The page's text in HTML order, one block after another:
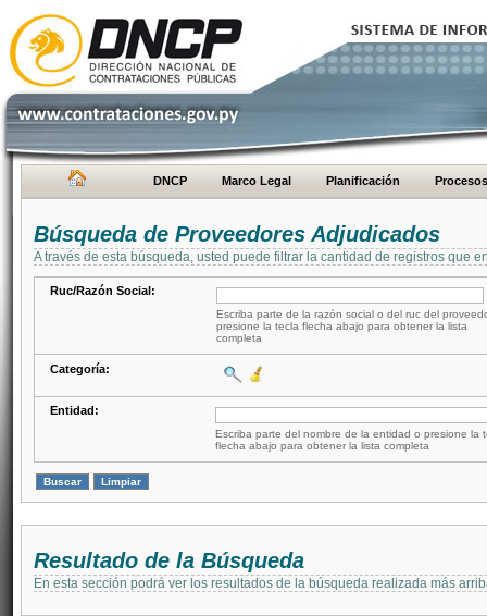
DNCP Marco Legal Planificación Procesos
Búsqueda de Proveedores Adjudicados
A través de esta búsqueda, usted puede filtrar la cantidad de registros que
Ruc/Razón Social:
Escriba parte de la razón social o del ruc del
presione la tecla flecha abajo para obtener la lista
completa
Categoría:
Entidad:
Escriba parte del nombre de la entidad o presione la
flecha abajo para obtener la lista completa
Resultado de la Búsqueda
En esta sección podrá ver los resultados de la búsqueda realizada más